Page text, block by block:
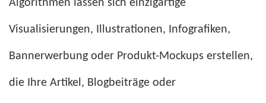
Algorithmen lassen sich einzigartige
Visualisierungen, Illustrationen, Infografiken,
Bannerwerbung oder Produkt-Mockups erstellen,
die Ihre Artikel, Blogbeiträge oder